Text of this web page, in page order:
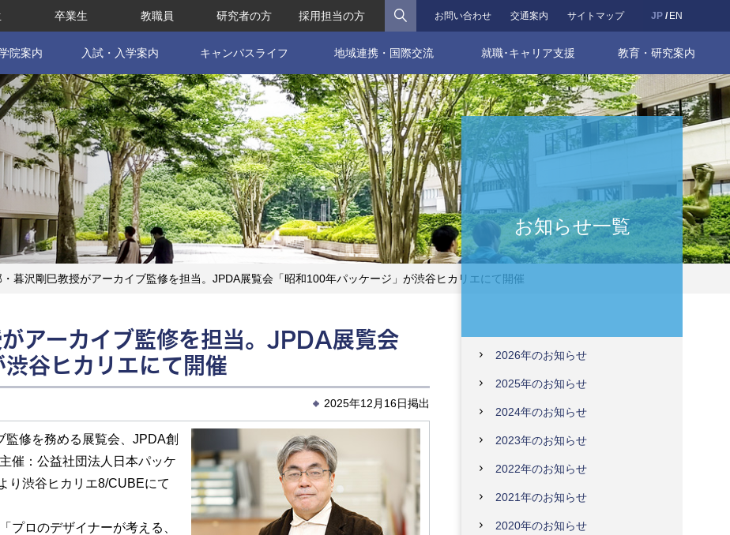
JP EN
お問い合わせ 交通案内 サイトマップ
卒業生 教職員 研究者の方 採用担当の方 検索
院案内 入試・入学案内 キャンパスライフ 地域連携・国際交流 就職･キャリア支援 教育・研究案内
暮沢剛巳教授がアーカイブ監修を担当。JPDA展覧会「昭和100年パッケージ」が渋谷ヒカリエにて開催
アーカイブ監修を担当。JPDA展覧会
谷ヒカリエにて開催
2025年12月16日掲出
監修を務める展覧会、JPDA創
催：公益社団法人日本パッケ
り渋谷ヒカリエ8/CUBEにて
ロのデザイナーが考える、
お知らせ一覧
2026年のお知らせ
2025年のお知らせ
2024年のお知らせ
2023年のお知らせ
2022年のお知らせ
2021年のお知らせ
2020年のお知らせ